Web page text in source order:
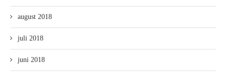
august 2018
juli 2018
juni 2018